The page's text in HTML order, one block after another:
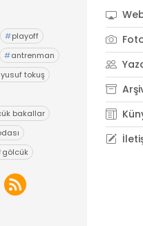
#playoff
#antrenman
yusuf tokuş
bakallar
gölcük